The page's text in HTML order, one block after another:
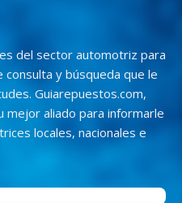
del sector automotriz para
y búsqueda que le
Guiarepuestos.com,
aliado para informarle
locales, nacionales e